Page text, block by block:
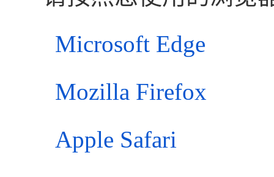
Microsoft Edge
Mozilla Firefox
Apple Safari